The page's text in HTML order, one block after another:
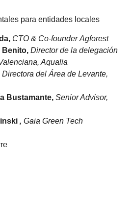
para entidades locales
CTO & Co-founder Agforest
Benito, Director de la delegación
Aqualia
Directora del Área de Levante,
Bustamante, Senior Advisor,
, Gaia Green Tech